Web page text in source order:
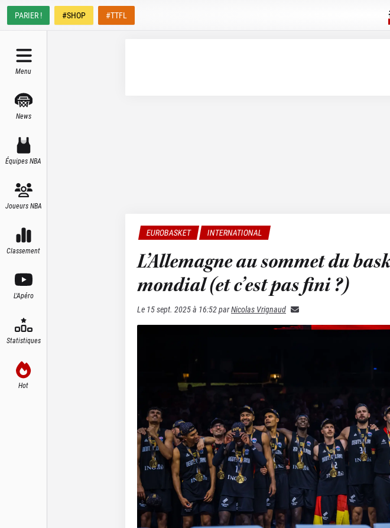
PARIER ! #SHOP #TTFL
Menu
News
Équipes NBA
Joueurs NBA
Classement
L'Apéro
Statistiques
Hot
EUROBASKET INTERNATIONAL
L’Allemagne au sommet du
mondial (et c’est pas fini ?)
Le 15 sept. 2025 à 16:52parNicolas Vrignaud